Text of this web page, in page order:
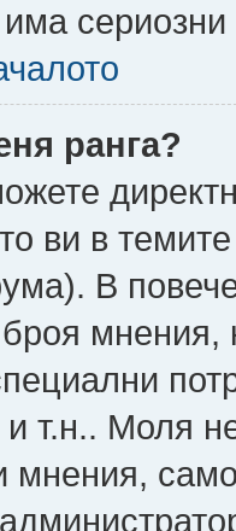
сериозни
ранга?
ви в
В
мнения,
т.н.. Моля
мнения,